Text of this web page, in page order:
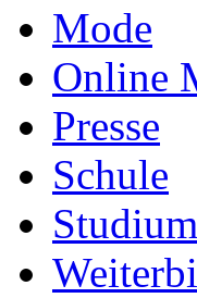
Mode
Online
Presse
Schule
Studium